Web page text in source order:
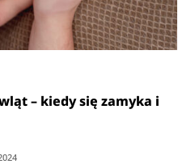
– kiedy się zamyka i